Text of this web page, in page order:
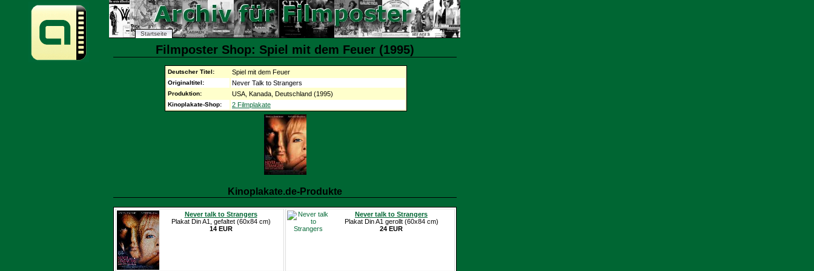
Startseite
Filmposter Shop: Spiel mit dem Feuer (1995)
Deutscher Titel: Spiel mit dem Feuer
Originaltitel: Never Talk to Strangers
Produktion: USA, Kanada, Deutschland (1995)
Kinoplakate-Shop: 2 Filmplakate
Kinoplakate.de-Produkte
Never talk to Strangers
Plakat Din A1, gefaltet (60x84 cm)
14 EUR
Never talk to Strangers
Plakat Din A1 gerollt (60x84 cm)
24 EUR